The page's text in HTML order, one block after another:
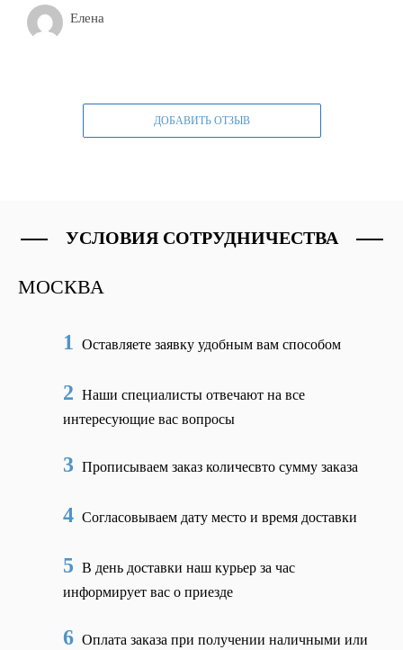
Елена
ДОБАВИТЬ ОТЗЫВ
УСЛОВИЯ СОТРУДНИЧЕСТВА
МОСКВА
1 Оставляете заявку удобным вам способом
2 Наши специалисты отвечают на все
интересующие вас вопросы
3 Прописываем заказ количесвто сумму заказа
4 Согласовываем дату место и время доставки
5 В день доставки наш курьер за час
информирует вас о приезде
6 Оплата заказа при получении наличными или